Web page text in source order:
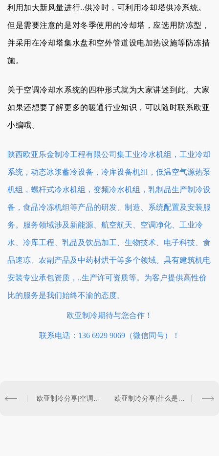
利用加大新风量进行..供冷时，可利用冷却塔供冷系统。
但是需要注意的是对冬季使用的冷却塔，应选用防冻型，
并采用在冷却塔集水盘和空外管道设电加热设施等防冻措
施。
关于空调冷却水系统的四种形式就为大家讲述到此。 大家
如果还想要了解更多的暖通行业知识，可以随时联系欧亚
小编哦。
陕西欧亚乐金制冷工程有限公司集工业冷水机组 ， 工业冷却
系统 ， 动态冰浆蓄冷设备 ， 冷库设备机组 ， 低温空气源热泵
机组 ， 螺杆式冷水机组 ， 变频冷水机组 ，乳制品生产制冷设
备， 食品冷冻机组等产品的研发、制造、系统配置及安装服
务。服务领域涉及新能源、航空航天、空调净化、工业冷
水、冷库工程、乳品及饮品加工、生物技术、电子科技、食
品速冻、农副产品及中药材烘干等多个领域。具有建筑机电
安装专业承包资质，..生产许可资质等。为客户提供高性价
比的服务是我们始终不渝的态度。
欧亚制冷期待与您合作！
联系电话： 136 6929 9069 （微信同号）！